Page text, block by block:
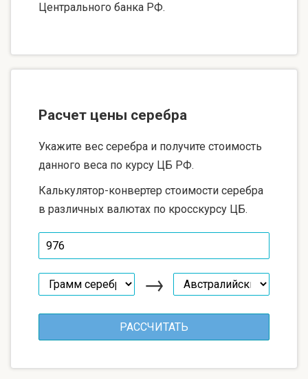
Центрального банка РФ.
Расчет цены серебра
Укажите вес серебра и получите стоимость
данного веса по курсу ЦБ РФ.
Калькулятор-конвертер стоимости серебра
в различных валютах по кросскурсу ЦБ.
→